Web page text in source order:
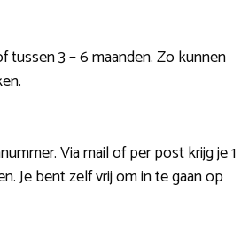
tussen 3 – 6 maanden. Zo kunnen
Via mail of per post krijg je 1
Je bent zelf vrij om in te gaan op